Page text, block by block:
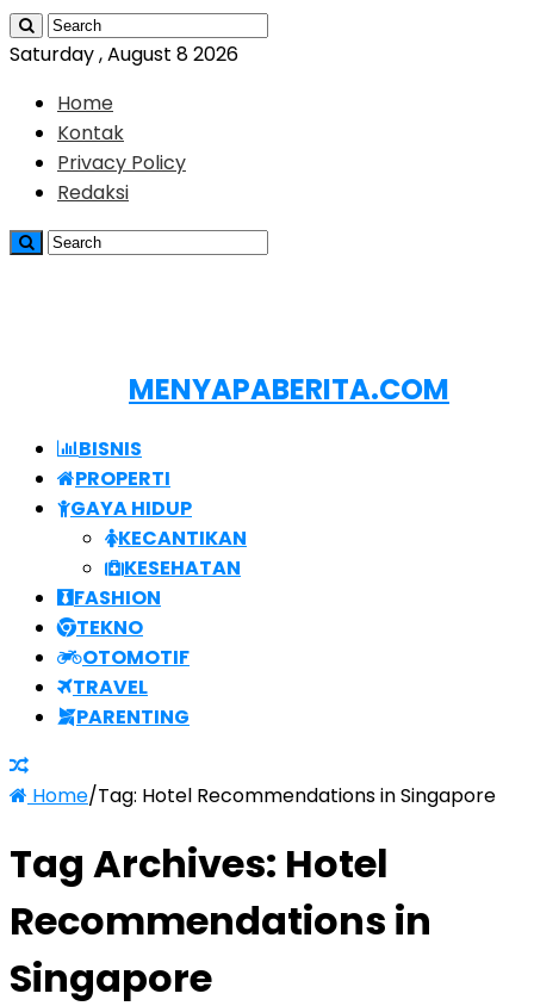
Saturday , August 8 2026
Home
Kontak
Privacy Policy
Redaksi
MENYAPABERITA.COM
BISNIS
PROPERTI
GAYA HIDUP
KECANTIKAN
KESEHATAN
FASHION
TEKNO
OTOMOTIF
TRAVEL
PARENTING
Home/Tag: Hotel Recommendations in Singapore
Tag Archives: Hotel
Recommendations in
Singapore